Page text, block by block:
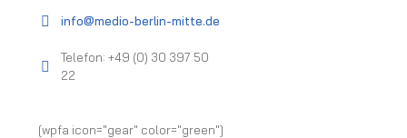
info@medio-berlin-mitte.de
Telefon: +49 (0) 30 397 50
22
[wpfa icon="gear" color="green"]